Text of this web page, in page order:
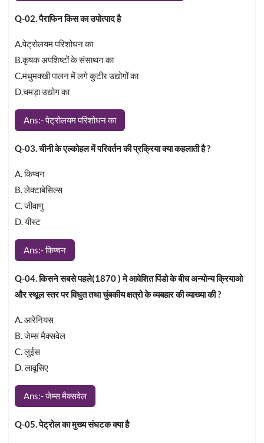
Q-02. पैराफिन किस का उपोत्पाद है
A.पेट्रोलयम परिशोधन का
B.कृषक अपशिष्टों के संसाथन का
C.मधुमक्खी पालन में लगे कुटीर उद्योगों का
D.चमड़ा उद्योग का
Ans:- पेट्रोलयम परिशोधन का
Q-03. चीनी के एल्कोहल में परिवर्तन की प्रक्रिया क्या कहलाती है ?
A. किण्वन
B. लेक्टाबेसिल्स
C. जीवाणु
D. यीस्ट
Ans:- किण्वन
Q-04. किसने सबसे पहले(1870 ) मे आवेशित पिंडो के बीच अन्योन्य क्रियाओ
और स्थूल स्तर पर विधुत तथा चुंबकीय क्षत्रो के व्यबहार की व्याख्या की ?
A. आरेनियस
B. जेम्स मैक्सवेल
C. लुईस
D. लावूसिए
Ans:- जेम्स मैक्सवेल
Q-05. पेट्रोल का मुख्य संघटक क्या है